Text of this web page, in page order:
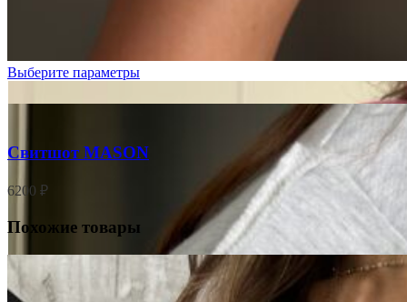
Выберите параметры
Свитшот MASON
6200 ₽
Похожие товары